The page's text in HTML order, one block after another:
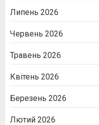
Липень 2026
Червень 2026
Травень 2026
Квітень 2026
Березень 2026
Лютий 2026